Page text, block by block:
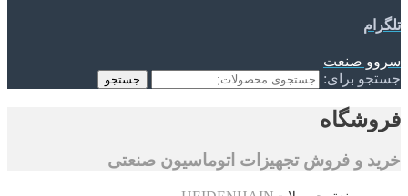
تلگرام
سروو صنعت
جستجو برای:
جستجو
فروشگاه
خرید و فروش تجهیزات اتوماسیون صنعتی